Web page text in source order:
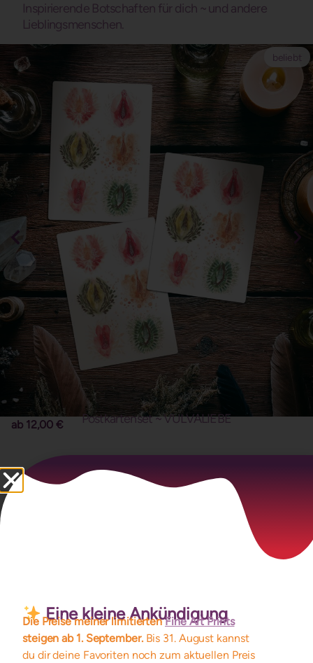
Inspirierende Botschaften für dich ~ und andere
Lieblingsmenschen.
beliebt
Postkartenset ~ VULVALIEBE
ab 12,00€
Vulvaschönes Alle anzeigen
Kleine Schätze, die flüstern: Dein Körper ist heilig.
beliebt
Eine kleine Ankündigung
Die Preise meiner limitiertenFine Art Prints
steigen ab 1. September. Bis 31. August kannst
du dir deine Favoriten noch zum aktuellen Preis